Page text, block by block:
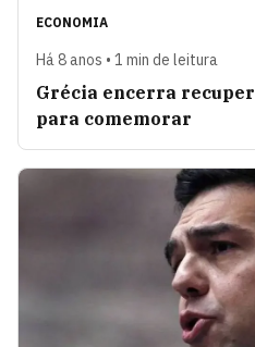
ECONOMIA
Há 8 anos • 1 min de leitura
Grécia encerra
para comemorar